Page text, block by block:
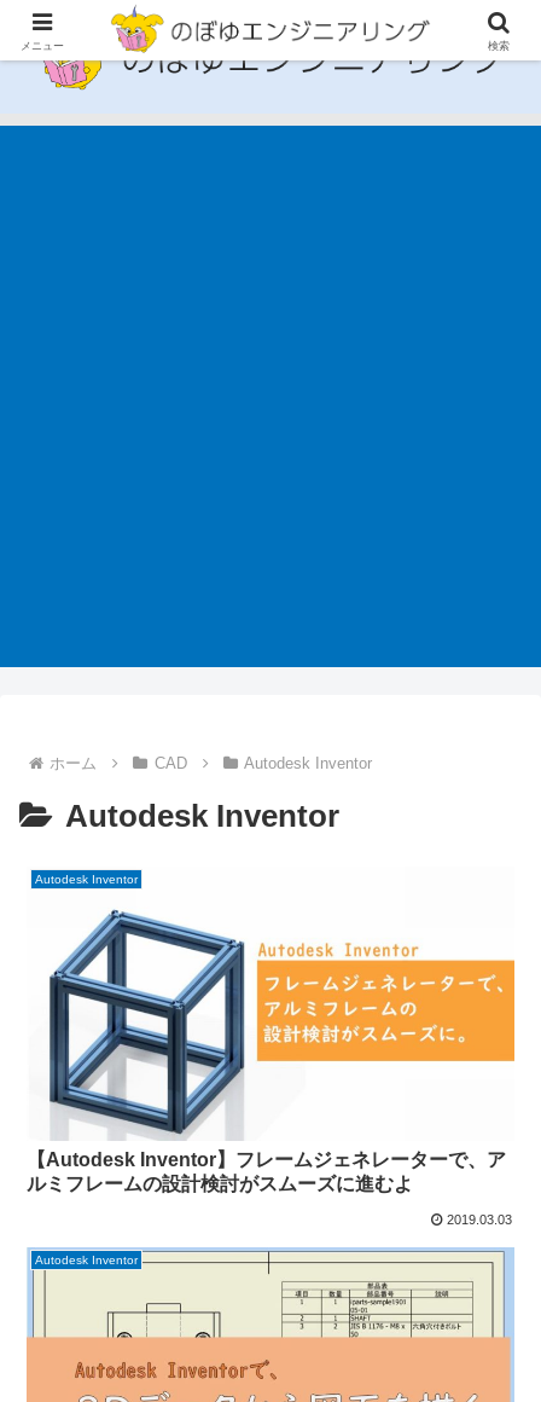
ホーム CAD Autodesk Inventor
Autodesk Inventor
Autodesk Inventor
【Autodesk Inventor】フレームジェネレーターで、ア
ルミフレームの設計検討がスムーズに進むよ
2019.03.03
Autodesk Inventor
メニュー 検索